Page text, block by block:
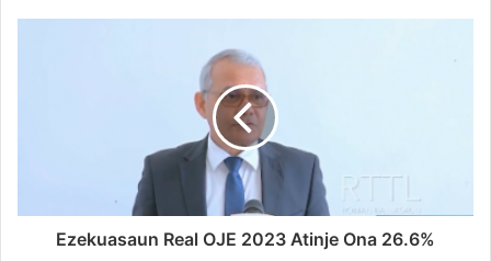
Ezekuasaun Real OJE 2023 Atinje Ona 26.6%